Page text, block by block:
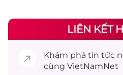
LIÊN KẾT
Khám phá tin tức
cùng VietNamNet